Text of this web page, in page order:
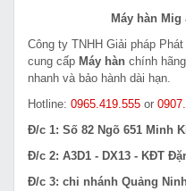
Máy hàn Mig
Công ty TNHH Giải pháp
cung cấp Máy hàn chính
nhanh và bảo hành dài hạn.
Hotline: 0965.419.555 or
Đ/c 1: Số 82 Ngõ 651 Minh
Đ/c 2: A3D1 - DX13 - KĐT
Đ/c 3: chi nhánh Quảng